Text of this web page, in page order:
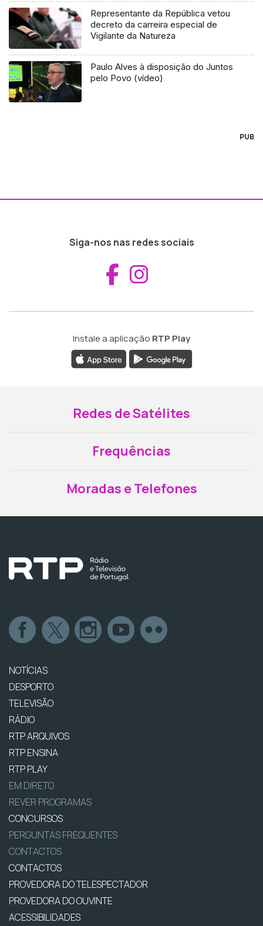
Representante da República vetou
decreto da carreira especial de
Vigilante da Natureza
Paulo Alves à disposição do Juntos
pelo Povo (vídeo)
PUB
Siga-nos nas redes sociais
Aceder ao
Instale a aplicação RTP Play
Redes de Satélites
Frequências
Moradas e Telefones
NOTÍCIAS
DESPORTO
TELEVISÃO
RÁDIO
RTP ARQUIVOS
RTP ENSINA
RTP PLAY
EM DIRETO
REVER PROGRAMAS
CONCURSOS
PERGUNTAS FREQUENTES
CONTACTOS
CONTACTOS
PROVEDORA DO TELESPECTADOR
PROVEDORA DO OUVINTE
ACESSIBILIDADES